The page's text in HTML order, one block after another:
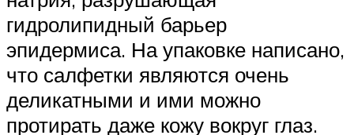
гидролипидный барьер
эпидермиса. На упаковке написано,
что салфетки являются очень
деликатными и ими можно
протирать даже кожу вокруг глаз.